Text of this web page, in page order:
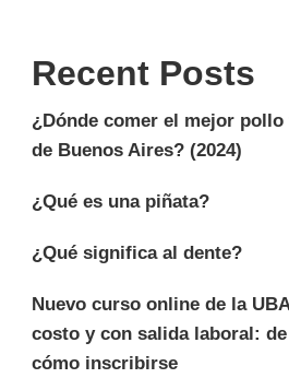
Recent Posts
¿Dónde comer el mejor
de Buenos Aires? (2024)
¿Qué es una piñata?
¿Qué significa al dente?
Nuevo curso online de la
costo y con salida laboral:
cómo inscribirse